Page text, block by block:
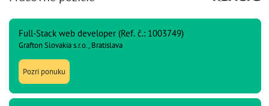
Full-Stack web developer (Ref. č.: 1003749)
Grafton Slovakia s.r.o., Bratislava
Pozri ponuku